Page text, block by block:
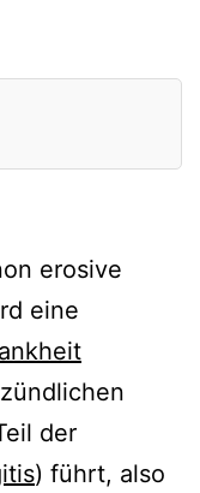
erosive
eine
der
) führt, also